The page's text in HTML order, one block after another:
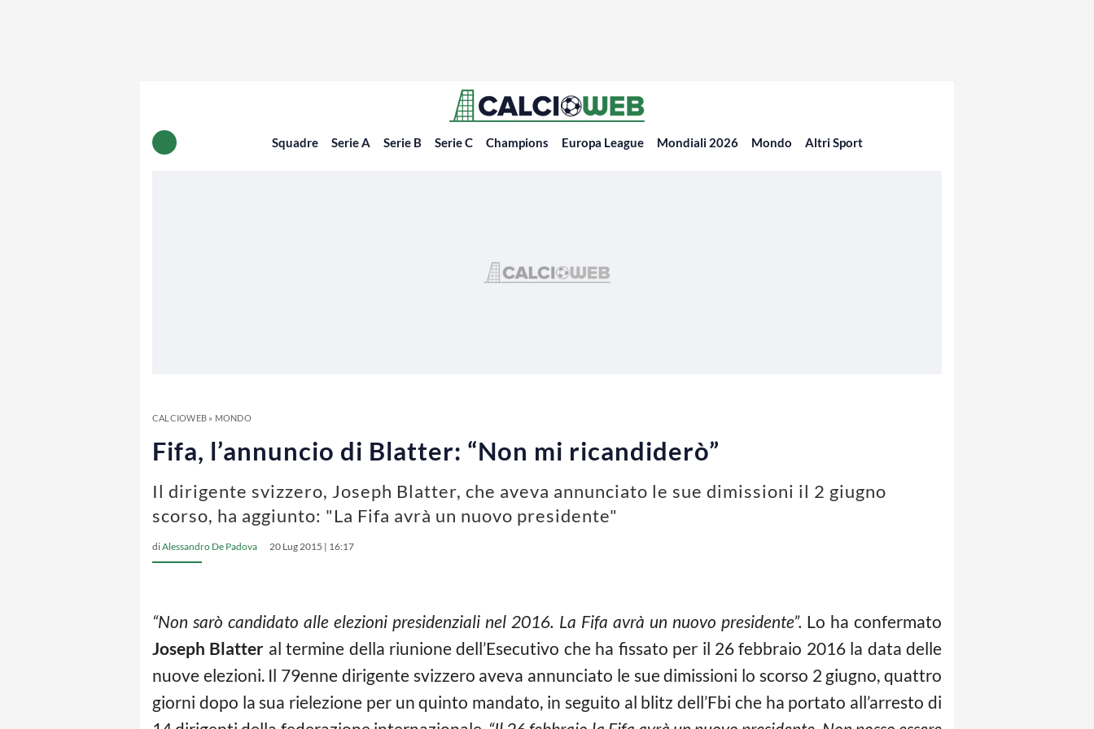
Squadre Serie A Serie B Serie C Champions Europa League Mondiali 2026 Mondo Altri Sport
CALCIOWEB» MONDO
Fifa, l’annuncio di Blatter: “Non mi ricandiderò”
Il dirigente svizzero, Joseph Blatter, che aveva annunciato le sue dimissioni il 2 giugno
scorso, ha aggiunto: "La Fifa avrà un nuovo presidente"
diAlessandro De Padova 20 Lug 2015 | 16:17
“Non sarò candidato alle elezioni presidenziali nel 2016. La Fifa avrà un nuovo presidente”. Lo ha confermato
Joseph Blatter al termine della riunione dell’Esecutivo che ha fissato per il 26 febbraio 2016 la data delle
nuove elezioni. Il 79enne dirigente svizzero aveva annunciato le sue dimissioni lo scorso 2 giugno, quattro
giorni dopo la sua rielezione per un quinto mandato, in seguito al blitz dell’Fbi che ha portato all’arresto di